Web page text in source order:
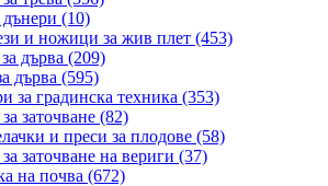
(10)
и ножици за жив плет (453)
дърва (209)
дърва (595)
за градинска техника (353)
заточване (82)
и преси за плодове (58)
заточване на вериги (37)
на почва (672)